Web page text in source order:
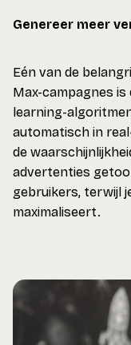
Genereer meer
Eén van de
Max-campagnes
learning-
automatisch in
de
advertenties
gebruikers, terwijl
maximaliseert.